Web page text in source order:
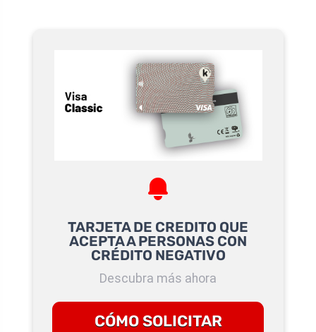
TARJETA DE CREDITO QUE
ACEPTA A PERSONAS CON
CRÉDITO NEGATIVO
Descubra más ahora
CÓMO SOLICITAR